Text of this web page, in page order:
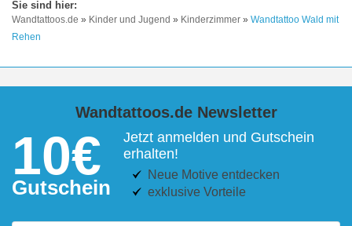
Wandtattoos.de » Kinder und Jugend » Kinderzimmer » Wandtattoo Wald mit
Rehen
Wandtattoos.de Newsletter
10€
Gutschein
Jetzt anmelden und Gutschein
erhalten!
Neue Motive entdecken
exklusive Vorteile